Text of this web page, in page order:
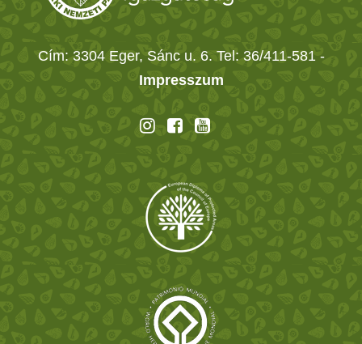
Cím: 3304 Eger, Sánc u. 6. Tel: 36/411-581 -
Impresszum